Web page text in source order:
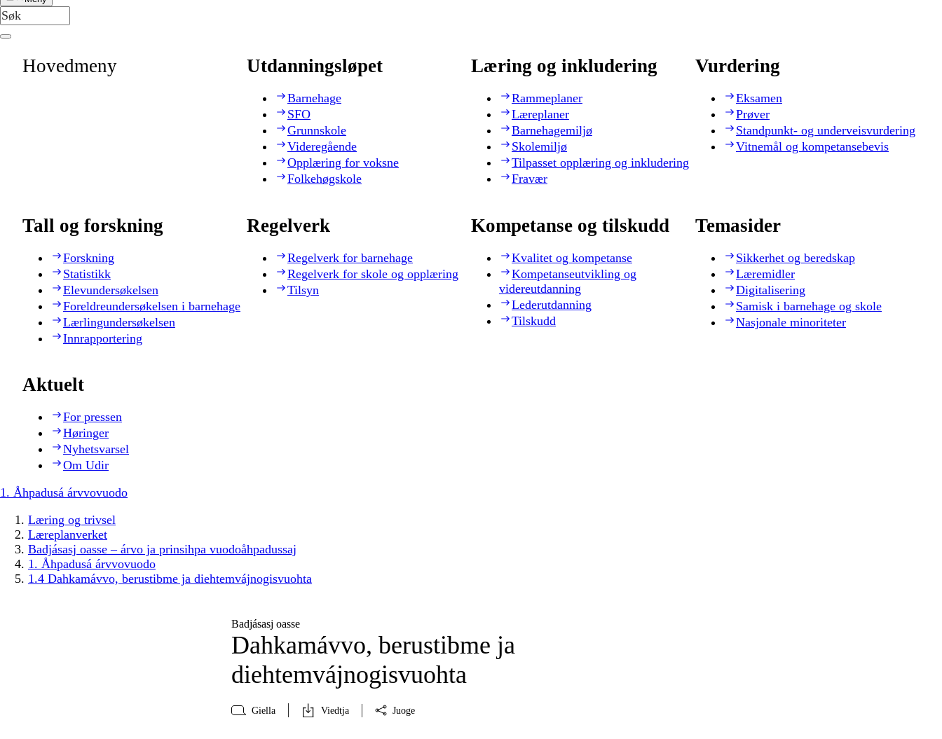
Hovedmeny Utdanningsløpet
Barnehage
SFO
Grunnskole
Videregående
Opplæring for voksne
Folkehøgskole
Læring og inkludering
Rammeplaner
Læreplaner
Barnehagemiljø
Skolemiljø
Tilpasset opplæring og inkludering
Fravær
Vurdering
Eksamen
Prøver
Standpunkt- og underveisvurdering
Vitnemål og kompetansebevis
Tall og forskning
Forskning
Statistikk
Elevundersøkelsen
Foreldreundersøkelsen i barnehage
Lærlingundersøkelsen
Innrapportering
Regelverk
Regelverk for barnehage
Regelverk for skole og opplæring
Tilsyn
Kompetanse og tilskudd
Kvalitet og kompetanse
Kompetanseutvikling og
videreutdanning
Lederutdanning
Tilskudd
Temasider
Sikkerhet og beredskap
Læremidler
Digitalisering
Samisk i barnehage og skole
Nasjonale minoriteter
Aktuelt
For pressen
Høringer
Nyhetsvarsel
Om Udir
1. Åhpadusá árvvovuodo
Læring og trivsel
Læreplanverket
Badjásasj oasse – árvo ja prinsihpa vuodoåhpadussaj
1. Åhpadusá árvvovuodo
1.4 Dahkamávvo, berustibme ja diehtemvájnogisvuohta
Badjásasj oasse
Dahkamávvo, berustibme ja
diehtemvájnogisvuohta
Giella Viedtja Juoge